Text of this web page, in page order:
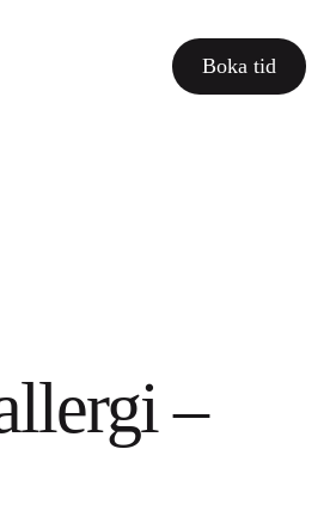
Boka tid
–